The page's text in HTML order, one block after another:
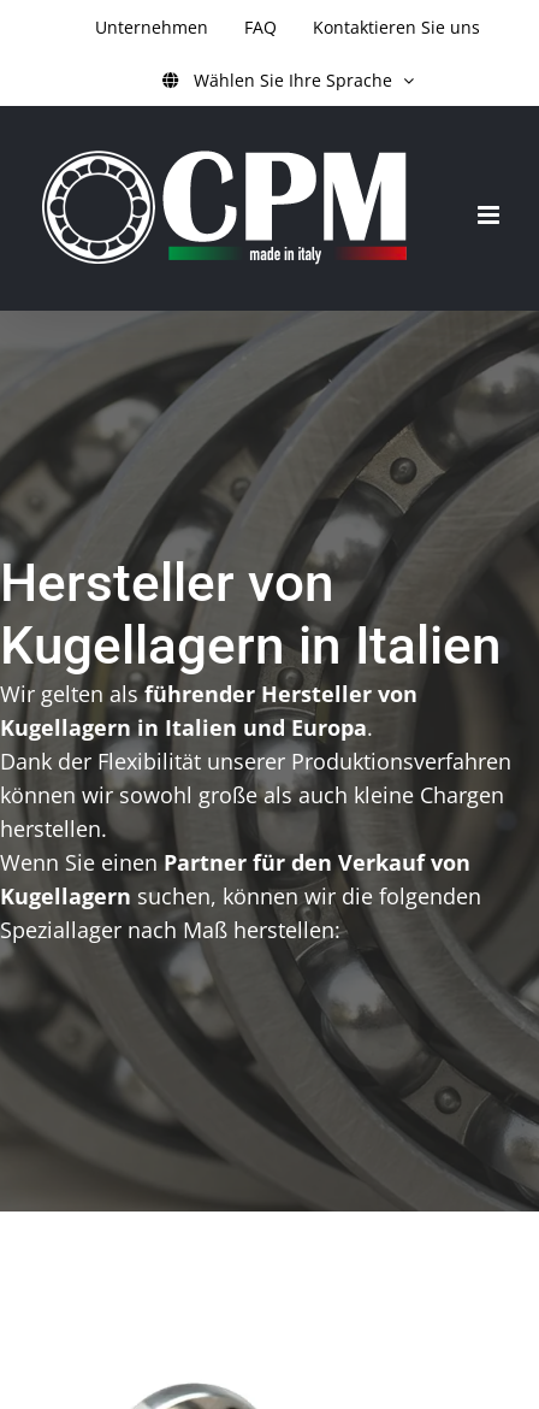
springen
Unternehmen FAQ Kontaktieren Sie uns
Wählen Sie Ihre Sprache
Hersteller von
Kugellagern in Italien
Wir gelten alsführender Hersteller von
Kugellagern in Italien und Europa.
Dank der Flexibilität unserer Produktionsverfahren
können wir sowohl große als auch kleine Chargen
herstellen.
Wenn Sie einen Partner für den Verkauf von
Kugellagern suchen, können wir die folgenden
Speziallager nach Maß herstellen: